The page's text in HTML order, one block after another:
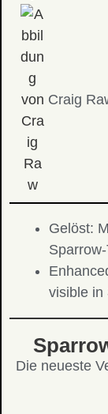
Craig
Gelöst:
visible in
Die neueste